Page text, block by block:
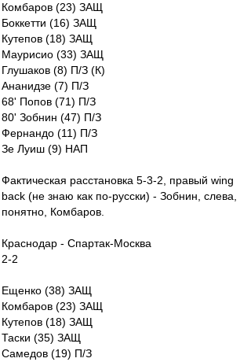
Комбаров (23) ЗАЩ
Боккетти (16) ЗАЩ
Кутепов (18) ЗАЩ
Маурисио (33) ЗАЩ
Глушаков (8) П/З (К)
Ананидзе (7) П/З
68' Попов (71) П/З
80' Зобнин (47) П/З
Фернандо (11) П/З
Зе Луиш (9) НАП
Фактическая расстановка 5-3-2, правый wing
back (не знаю как по-русски) - Зобнин, слева,
понятно, Комбаров.
Краснодар - Спартак-Москва
2-2
Ещенко (38) ЗАЩ
Комбаров (23) ЗАЩ
Кутепов (18) ЗАЩ
Таски (35) ЗАЩ
Самедов (19) П/З